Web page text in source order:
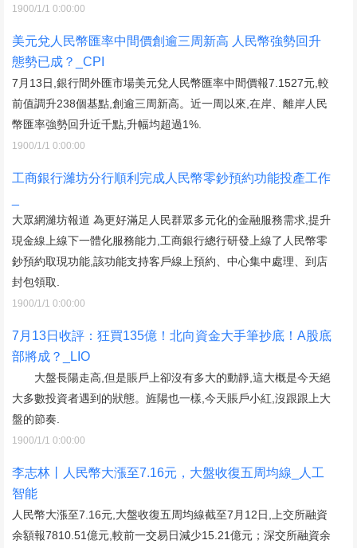
1900/1/1 0:00:00
美元兌人民幣匯率中間價創逾三周新高 人民幣強勢回升
態勢已成？_CPI
7月13日,銀行間外匯市場美元兌人民幣匯率中間價報7.1527元,較
前值調升238個基點,創逾三周新高。近一周以來,在岸、離岸人民
幣匯率強勢回升近千點,升幅均超過1%.
1900/1/1 0:00:00
工商銀行濰坊分行順利完成人民幣零鈔預約功能投產工作
大眾網濰坊報道 為更好滿足人民群眾多元化的金融服務需求,提升
現金線上線下一體化服務能力,工商銀行總行研發上線了人民幣零
鈔預約取現功能,該功能支持客戶線上預約、中心集中處理、到店
封包領取.
1900/1/1 0:00:00
7月13日收評：狂買135億！北向資金大手筆抄底！A股底
部將成？_LIO
大盤長陽走高,但是賬戶上卻沒有多大的動靜,這大概是今天絕
大多數投資者遇到的狀態。旌陽也一樣,今天賬戶小紅,沒跟跟上大
盤的節奏.
1900/1/1 0:00:00
李志林丨人民幣大漲至7.16元，大盤收復五周均線_人工
智能
人民幣大漲至7.16元,大盤收復五周均線截至7月12日,上交所融資
余額報7810.51億元,較前一交易日減少15.21億元；深交所融資余